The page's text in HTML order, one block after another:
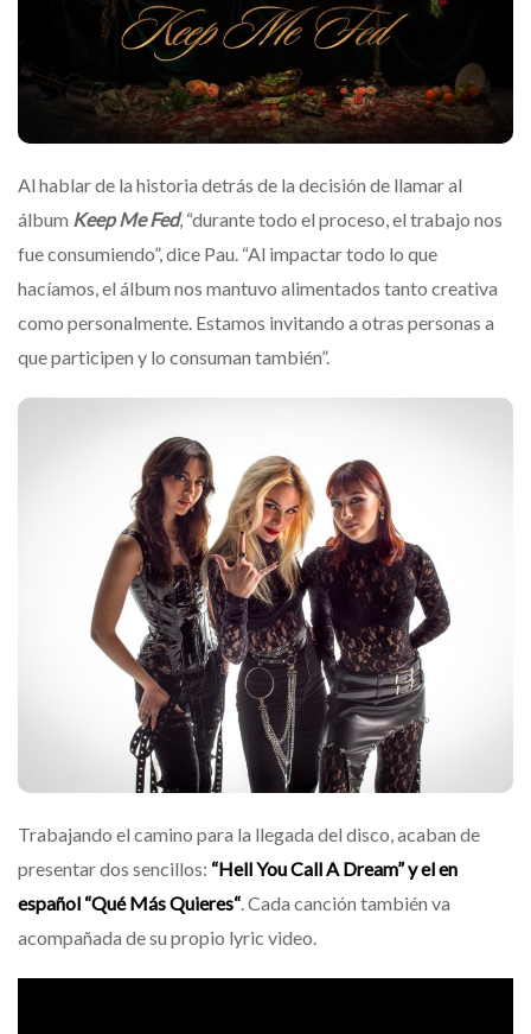
Al hablar de la historia detrás de la decisión de llamar al
álbum Keep Me Fed, “durante todo el proceso, el trabajo nos
fue consumiendo”, dice Pau. “Al impactar todo lo que
hacíamos, el álbum nos mantuvo alimentados tanto creativa
como personalmente. Estamos invitando a otras personas a
que participen y lo consuman también”.
Trabajando el camino para la llegada del disco, acaban de
presentar dos sencillos: “Hell You Call A Dream”y el en
español “Qué Más Quieres“.Cada canción también va
acompañada de su propio lyric video.